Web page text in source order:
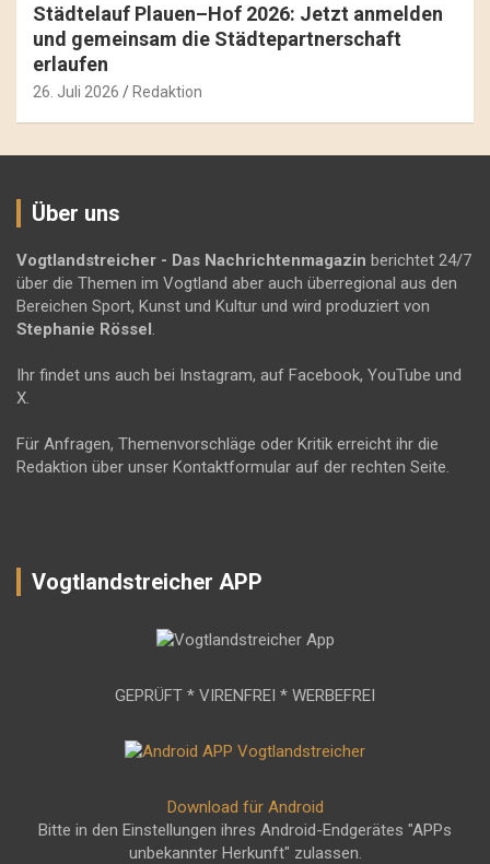
Städtelauf Plauen–Hof 2026: Jetzt anmelden
und gemeinsam die Städtepartnerschaft
erlaufen
26. Juli 2026 Redaktion
Über uns
Vogtlandstreicher - Das Nachrichtenmagazin berichtet 24/7
über die Themen im Vogtland aber auch überregional aus den
Bereichen Sport, Kunst und Kultur und wird produziert von
Stephanie Rössel.
Ihr findet uns auch bei Instagram, auf Facebook, YouTube und
X.
Für Anfragen, Themenvorschläge oder Kritik erreicht ihr die
Redaktion über unser Kontaktformular auf der rechten Seite.
Vogtlandstreicher APP
GEPRÜFT * VIRENFREI * WERBEFREI
Download für Android
Bitte in den Einstellungen ihres Android-Endgerätes "APPs
unbekannter Herkunft" zulassen.